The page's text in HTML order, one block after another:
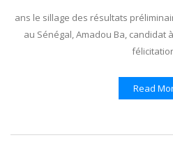
ans le sillage des résultats
au Sénégal, Amadou Ba, candidat
Read